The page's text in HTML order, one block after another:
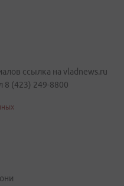
ссылка на vladnews.ru
8 (423) 249-8800